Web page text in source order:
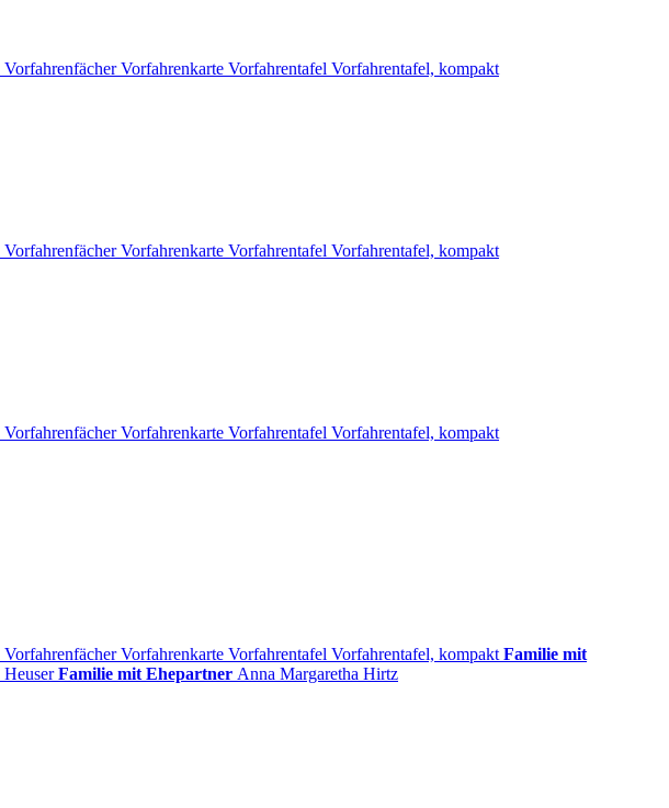
VorfahrenfächerVorfahrenkarte Vorfahrentafel Vorfahrentafel, kompakt
VorfahrenfächerVorfahrenkarte Vorfahrentafel Vorfahrentafel, kompakt
VorfahrenfächerVorfahrenkarte Vorfahrentafel Vorfahrentafel, kompakt
VorfahrenfächerVorfahrenkarte Vorfahrentafel Vorfahrentafel, kompakt Familie mit
Heuser Familie mit Ehepartner Anna Margaretha Hirtz